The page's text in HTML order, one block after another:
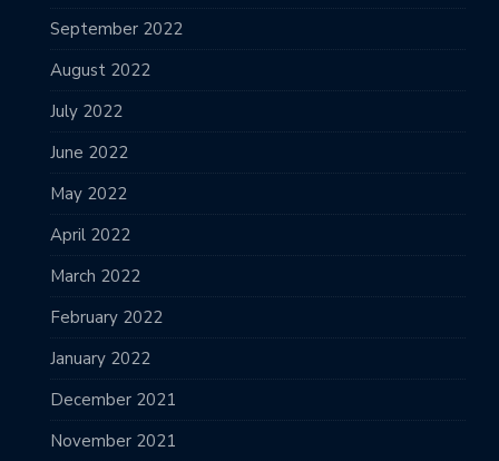
September 2022
August 2022
July 2022
June 2022
May 2022
April 2022
March 2022
February 2022
January 2022
December 2021
November 2021